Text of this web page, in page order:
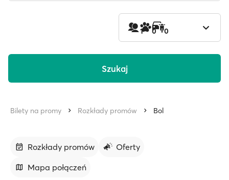
1 0 0
Szukaj
Bilety na promy Rozkłady promów Bol
Rozkłady promów
Oferty
Mapa połączeń